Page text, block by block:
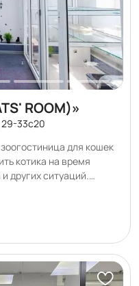
ROOM)»
33с20
для кошек
котика на время
других ситуаций.
индивидуальные
на разный
перемещения котиков •
24/7, уже входит в